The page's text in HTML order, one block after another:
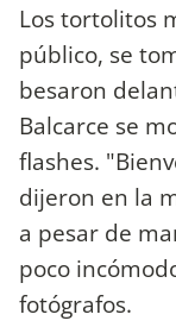
Los tortolitos
público, se
besaron
Balcarce se
flashes.
dijeron en la
a pesar de
poco
fotógrafos.